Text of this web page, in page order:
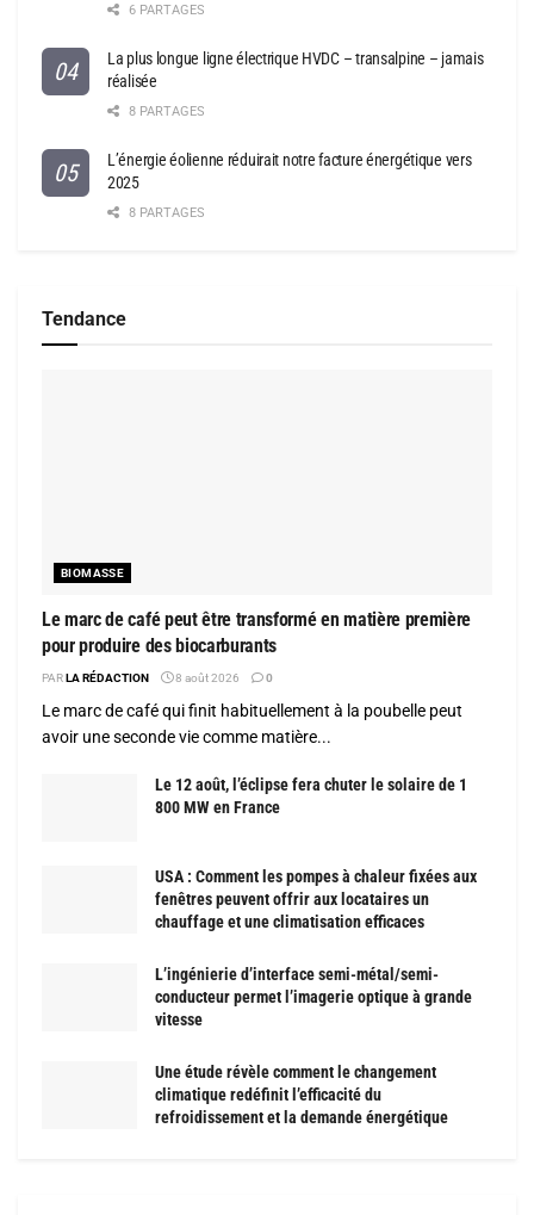
6 PARTAGES
La plus longue ligne électrique HVDC – transalpine – jamais
réalisée
8 PARTAGES
L’énergie éolienne réduirait notre facture énergétique vers
2025
8 PARTAGES
Tendance
BIOMASSE
Le marc de café peut être transformé en matière première
pour produire des biocarburants
PARLA RÉDACTION 8 août 2026 0
Le marc de café qui finit habituellement à la poubelle peut
avoir une seconde vie comme matière...
Le 12 août, l’éclipse fera chuter le solaire de 1
800 MW en France
USA : Comment les pompes à chaleur fixées aux
fenêtres peuvent offrir aux locataires un
chauffage et une climatisation efficaces
L’ingénierie d’interface semi-métal/semi-
conducteur permet l’imagerie optique à grande
vitesse
Une étude révèle comment le changement
climatique redéfinit l’efficacité du
refroidissement et la demande énergétique